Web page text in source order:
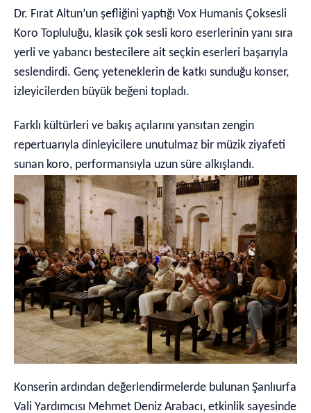
Dr. Fırat Altun’un şefliğini yaptığı Vox Humanis Çoksesli
Koro Topluluğu, klasik çok sesli koro eserlerinin yanı sıra
yerli ve yabancı bestecilere ait seçkin eserleri başarıyla
seslendirdi. Genç yeteneklerin de katkı sunduğu konser,
izleyicilerden büyük beğeni topladı.
Farklı kültürleri ve bakış açılarını yansıtan zengin
repertuarıyla dinleyicilere unutulmaz bir müzik ziyafeti
sunan koro, performansıyla uzun süre alkışlandı.
Konserin ardından değerlendirmelerde bulunan Şanlıurfa
Vali Yardımcısı Mehmet Deniz Arabacı, etkinlik sayesinde